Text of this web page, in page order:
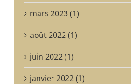
mars 2023 (1)
août 2022 (1)
juin 2022 (1)
janvier 2022 (1)